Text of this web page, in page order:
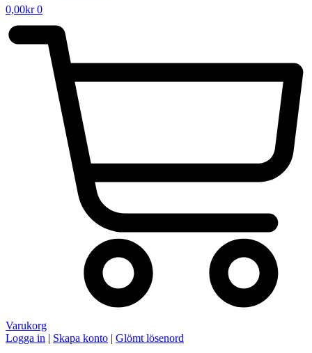
0,00kr 0
Varukorg
Logga in | Skapa konto | Glömt lösenord